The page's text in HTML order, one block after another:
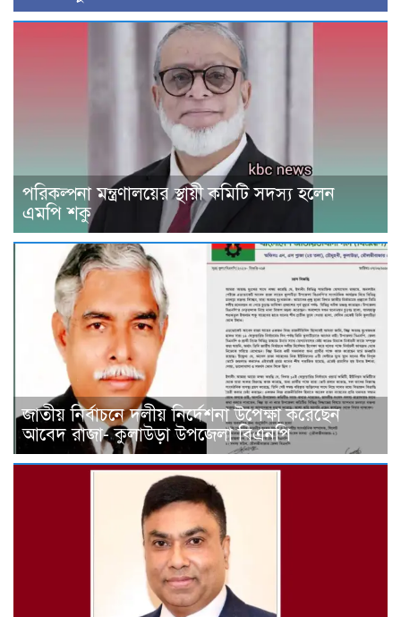
পরিকল্পনা মন্ত্রণালয়ের স্থায়ী কমিটি সদস্য হলেন
এমপি শকু
জাতীয় নির্বাচনে দলীয় নির্দেশনা উপেক্ষা করেছেন
আবেদ রাজা- কুলাউড়া উপজেলা বিএনপি